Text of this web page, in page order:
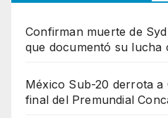
Confirman muerte de
que documentó su lucha
México Sub-20 derrota a
final del Premundial